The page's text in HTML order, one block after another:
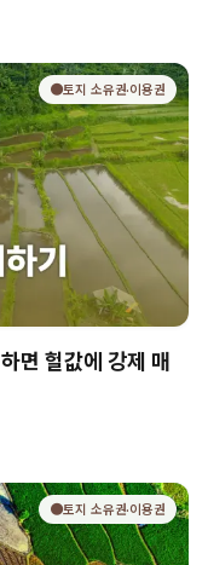
🟤토지 소유권·이용권
면 헐값에 강제 매
🟤토지 소유권·이용권